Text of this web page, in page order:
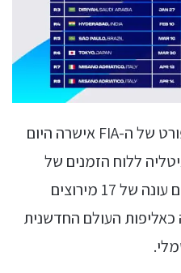
המועצה העולמית למוטורספורט של ה-FIA אישרה היום
ללוח הזמנים של
פורמולה E. פורמולה E תשלים עונה של 17 מירוצים
העולם החדשנית